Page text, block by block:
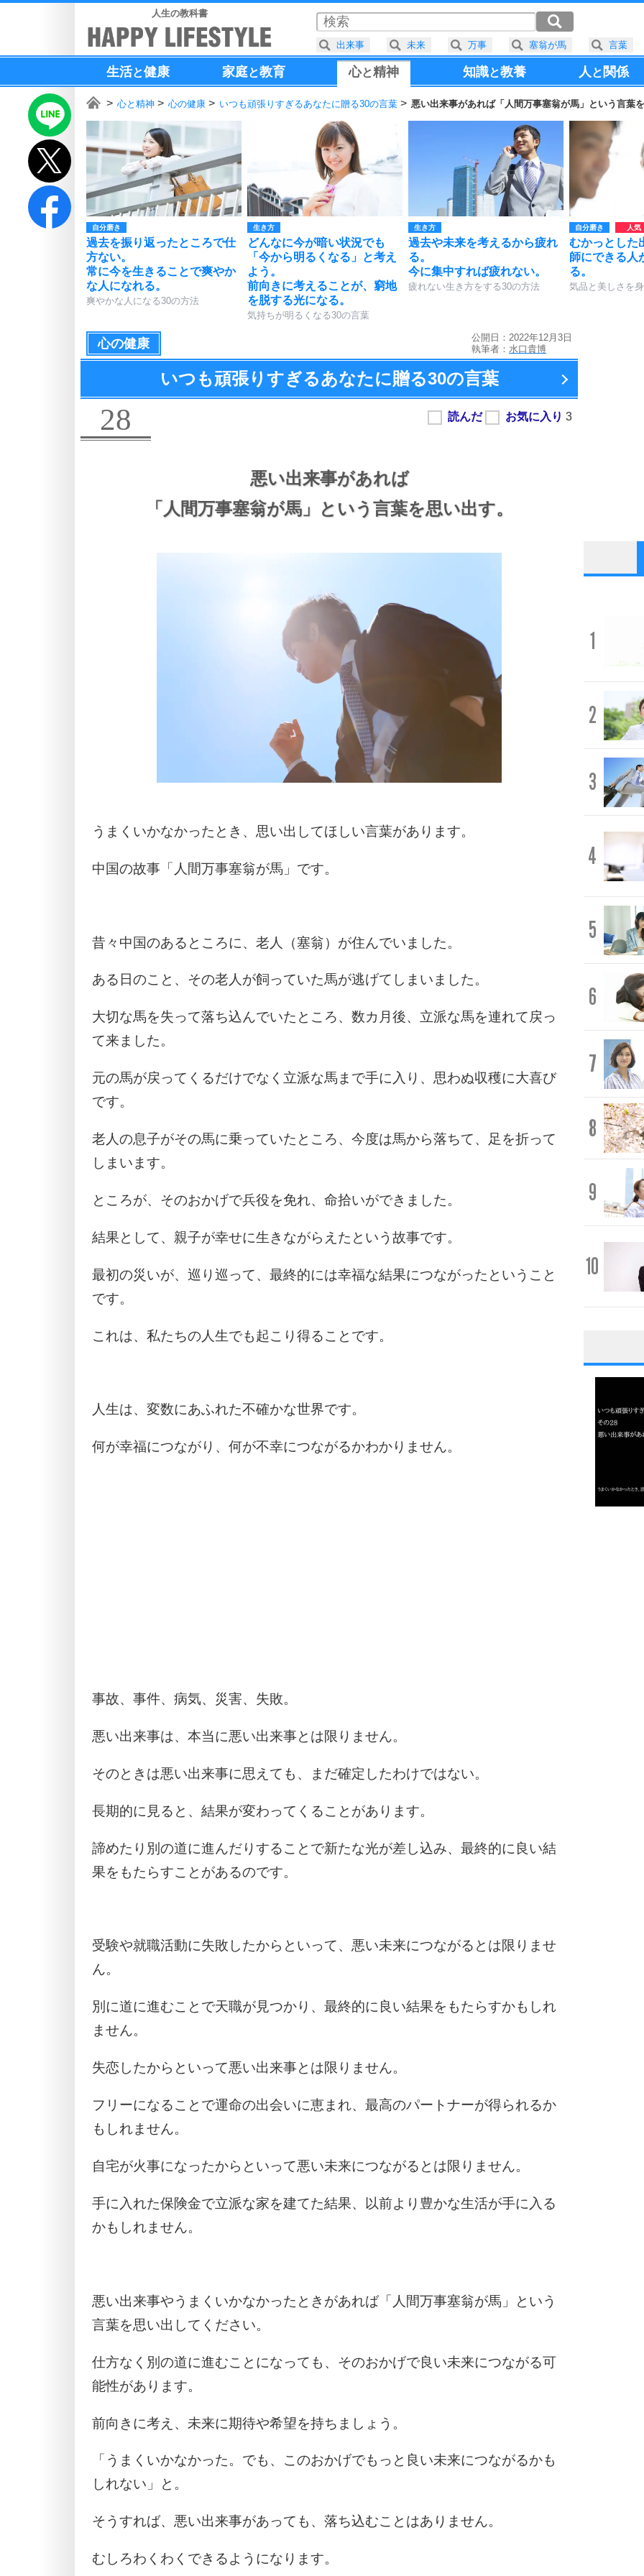
人生の教科書
生活と健康 家庭と教育 心と精神 知識と教養 人と 関係
心と精神 心の健康 いつも頑張りすぎるあなたに贈る30の言葉 悪い出来事があれば「人間万事塞翁が馬」という言葉を
自分磨き
過去を振り返ったところで仕
方ない。
常に今を生きることで爽やか
な人になれる。
爽やかな人になる30の方法
生き方
どんなに今が暗い状況でも
「今から明るくなる」と考え
よう。
前向きに考えることが、窮地
を脱する光になる。
気持ちが明るくなる30の言葉
生き方
過去や未来を考えるから疲れ
る。
今に集中すれば疲れない。
疲れない生き方をする30の方法
自分磨き
むかっとした
師にできる人
る。
気品と美しさを
心の健康
公開日：2022年12月3日
執筆者： 水口貴博
いつも頑張りすぎるあなたに贈る30の言葉
28
悪い出来事があれば
「人間万事塞翁が馬」という言葉を思い出す。
うまくいかなかったとき、思い出してほしい言葉があります。
中国の故事「人間万事塞翁が馬」です。
昔々中国のあるところに、老人（塞翁）が住んでいました。
ある日のこと、その老人が飼っていた馬が逃げてしまいました。
大切な馬を失って落ち込んでいたところ、数カ月後、立派な馬を連れて戻っ
て来ました。
元の馬が戻ってくるだけでなく立派な馬まで手に入り、思わぬ収穫に大喜び
です。
老人の息子がその馬に乗っていたところ、今度は馬から落ちて、足を折って
しまいます。
ところが、そのおかげで兵役を免れ、命拾いができました。
結果として、親子が幸せに生きながらえたという故事です。
最初の災いが、巡り巡って、最終的には幸福な結果につながったということ
です。
これは、私たちの人生でも起こり得ることです。
人生は、変数にあふれた不確かな世界です。
何が幸福につながり、何が不幸につながるかわかりません。
事故、事件、病気、災害、失敗。
悪い出来事は、本当に悪い出来事とは限りません。
そのときは悪い出来事に思えても、まだ確定したわけではない。
長期的に見ると、結果が変わってくることがあります。
諦めたり別の道に進んだりすることで新たな光が差し込み、最終的に良い結
果をもたらすことがあるのです。
受験や就職活動に失敗したからといって、悪い未来につながるとは限りませ
ん。
別に道に進むことで天職が見つかり、最終的に良い結果をもたらすかもしれ
ません。
失恋したからといって悪い出来事とは限りません。
フリーになることで運命の出会いに恵まれ、最高のパートナーが得られるか
もしれません。
自宅が火事になったからといって悪い未来につながるとは限りません。
手に入れた保険金で立派な家を建てた結果、以前より豊かな生活が手に入る
かもしれません。
悪い出来事やうまくいかなかったときがあれば「人間万事塞翁が馬」という
言葉を思い出してください。
仕方なく別の道に進むことになっても、そのおかげで良い未来につながる可
能性があります。
前向きに考え、未来に期待や希望を持ちましょう。
「うまくいかなかった。でも、このおかげでもっと良い未来につながるかも
しれない」と。
そうすれば、悪い出来事があっても、落ち込むことはありません。
むしろわくわくできるようになります。
1
2
3
4
5
6
7
8
9
10
1
3
出来事 未来 万事 塞翁が馬 言葉